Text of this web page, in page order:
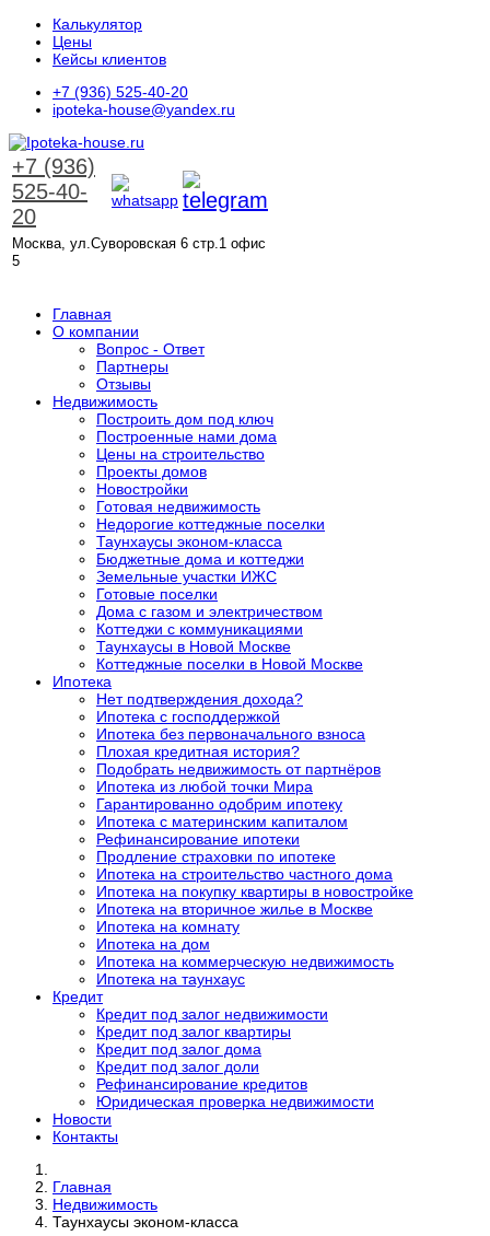
Калькулятор
Цены
Кейсы клиентов
+7 (936) 525-40-20
ipoteka-house@yandex.ru
+7 (936)
525-40-
20
Москва, ул.Суворовская 6 стр.1 офис
5
Главная
О компании
Вопрос - Ответ
Партнеры
Отзывы
Недвижимость
Построить дом под ключ
Построенные нами дома
Цены на строительство
Проекты домов
Новостройки
Готовая недвижимость
Недорогие коттеджные поселки
Таунхаусы эконом-класса
Бюджетные дома и коттеджи
Земельные участки ИЖС
Готовые поселки
Дома с газом и электричеством
Коттеджи с коммуникациями
Таунхаусы в Новой Москве
Коттеджные поселки в Новой Москве
Ипотека
Нет подтверждения дохода?
Ипотека с господдержкой
Ипотека без первоначального взноса
Плохая кредитная история?
Подобрать недвижимость от партнёров
Ипотека из любой точки Мира
Гарантированно одобрим ипотеку
Ипотека с материнским капиталом
Рефинансирование ипотеки
Продление страховки по ипотеке
Ипотека на строительство частного дома
Ипотека на покупку квартиры в новостройке
Ипотека на вторичное жилье в Москве
Ипотека на комнату
Ипотека на дом
Ипотека на коммерческую недвижимость
Ипотека на таунхаус
Кредит
Кредит под залог недвижимости
Кредит под залог квартиры
Кредит под залог дома
Кредит под залог доли
Рефинансирование кредитов
Юридическая проверка недвижимости
Новости
Контакты
Главная
Недвижимость
Таунхаусы эконом-класса